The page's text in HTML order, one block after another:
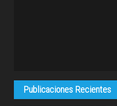
Publicaciones Recientes